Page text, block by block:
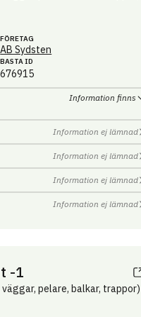
FÖRETAG
AB Sydsten
BASTA ID
676915
Information finns
Information ej lämnad
Information ej lämnad
Information ej lämnad
Information ej lämnad
-1
pelare, balkar, trappor)